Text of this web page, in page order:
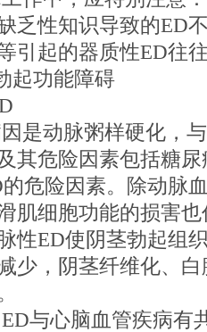
乏性知识导致的ED
引起的器质性ED往
功能障碍
动脉粥样硬化，与
其危险因素包括糖
危险因素。除动脉
肌细胞功能的损害
性ED使阴茎勃起组
少，阴茎纤维化、
心脑血管疾病有